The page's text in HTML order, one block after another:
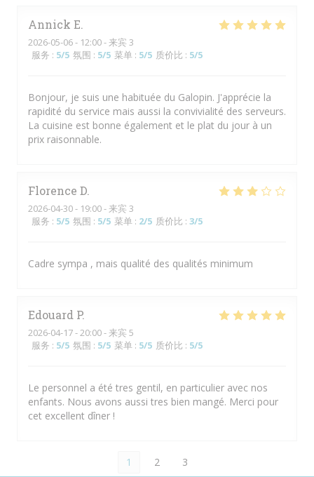
Annick E
2026-05-06- 12:00 - 来宾 3
服务 : 5/5 氛围 : 5/5 菜单 : 5/5 质价比 : 5/5
Bonjour, je suis une habituée du Galopin. J'apprécie la
rapidité du service mais aussi la convivialité des serveurs.
La cuisine est bonne également et le plat du jour à un
prix raisonnable.
Florence D
2026-04-30- 19:00 - 来宾 3
服务 : 5/5 氛围 : 5/5 菜单 : 2/5 质价比 : 3/5
Cadre sympa , mais qualité des qualités minimum
Edouard P
2026-04-17- 20:00 - 来宾 5
服务 : 5/5 氛围 : 5/5 菜单 : 5/5 质价比 : 5/5
Le personnel a été tres gentil, en particulier avec nos
enfants. Nous avons aussi tres bien mangé. Merci pour
cet excellent dîner !
1 2 3